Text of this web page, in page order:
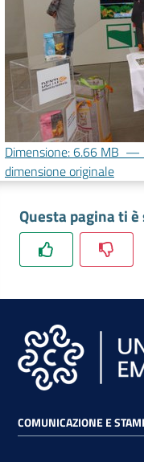
lavoro
Promozione
e
Innovazione
Internazionalizzazione
Imprese
siamo
Dimensione: 6.66 MB —
dimensione originale
Questa pagina ti
COMUNICAZIONE E